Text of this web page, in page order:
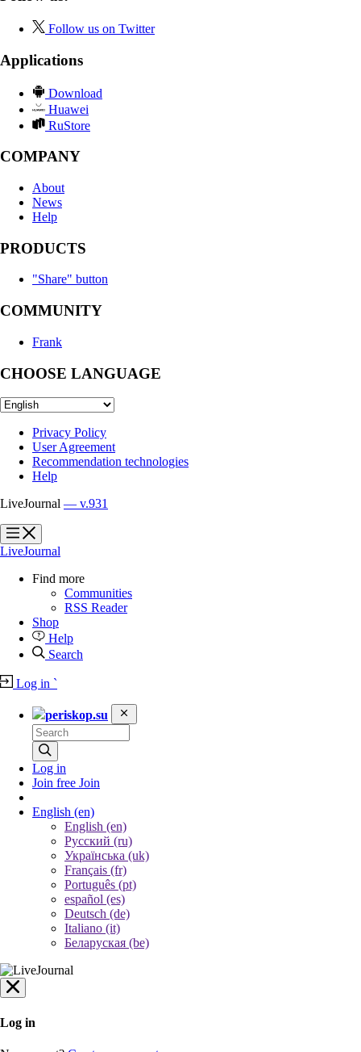
Follow us on Twitter
Applications
Download
Huawei
RuStore
COMPANY
About
News
Help
PRODUCTS
"Share" button
COMMUNITY
Frank
CHOOSE LANGUAGE
Privacy Policy
User Agreement
Recommendation technologies
Help
LiveJournal — v.931
?
?
LiveJournal
Find more
Communities
RSS Reader
Shop
Help
Search
Log in `
periskop.su
Log in
Join free Join
English (en)
English (en)
Русский (ru)
Українська (uk)
Français (fr)
Português (pt)
español (es)
Deutsch (de)
Italiano (it)
Беларуская (be)
Log in